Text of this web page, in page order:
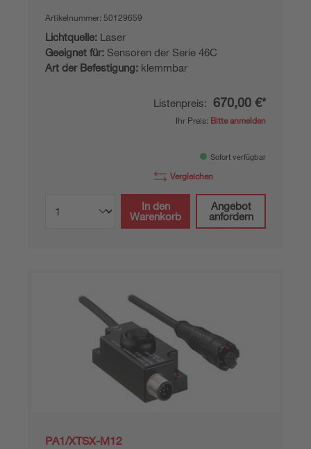
Artikelnummer: 50129659
Lichtquelle: Laser
Geeignet für: Sensoren der Serie 46C
Art der Befestigung: klemmbar
Listenpreis: 670,00 €*
Ihr Preis: Bitte anmelden
Sofort verfügbar
Vergleichen
In den
Warenkorb
Angebot
anfordern
PA1/XTSX-M12